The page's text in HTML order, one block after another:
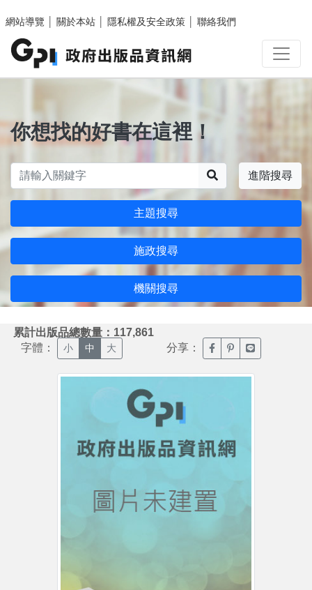
網站導覽
關於本站 隱私權及安全政策 聯絡我們
你想找的好書在這裡！
進階搜尋
主題搜尋
施政搜尋
機關搜尋
累計出版品總數量：117,861
字體： 小 中 大 分享： 臉書分享(另開新視窗)
噗浪分享(另開新
Line分享(另